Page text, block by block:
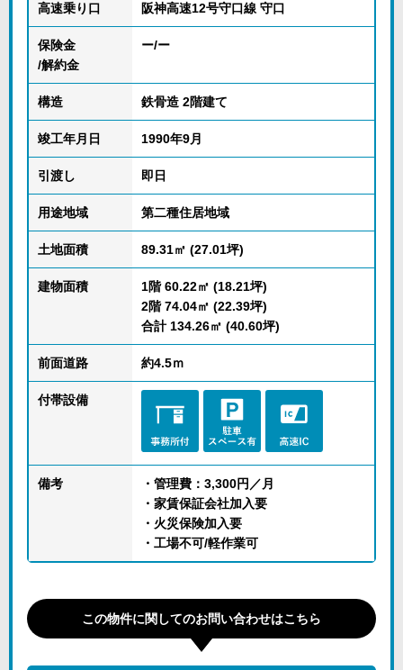
高速乗り口 阪神高速12号守口線 守口
保険金
/解約金
ー/ー
構造 鉄骨造 2階建て
竣工年月日 1990年9月
引渡し 即日
用途地域 第二種住居地域
土地面積 89.31㎡ (27.01坪)
建物面積
1階 60.22㎡ (18.21坪)
2階 74.04㎡ (22.39坪)
合計 134.26㎡ (40.60坪)
前面道路 約4.5ｍ
付帯設備
備考
・管理費：3,300円／月
・家賃保証会社加入要
・火災保険加入要
・工場不可/軽作業可
この物件に関してのお問い合わせはこちら